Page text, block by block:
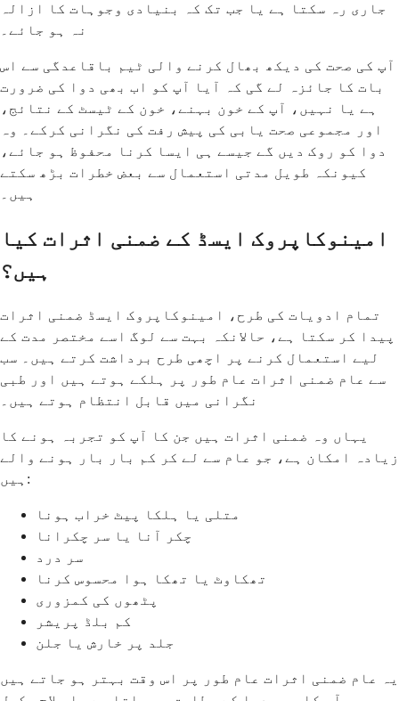
جاری رہ سکتا ہے یا جب تک کہ بنیادی وجوہات کا ازالہ
نہ ہو جائے۔
آپ کی صحت کی دیکھ بھال کرنے والی ٹیم باقاعدگی سے اس
بات کا جائزہ لے گی کہ آیا آپ کو اب بھی دوا کی ضرورت
ہے یا نہیں، آپ کے خون بہنے، خون کے ٹیسٹ کے نتائج،
اور مجموعی صحت یابی کی پیش رفت کی نگرانی کرکے۔ وہ
دوا کو روک دیں گے جیسے ہی ایسا کرنا محفوظ ہو جائے،
کیونکہ طویل مدتی استعمال سے بعض خطرات بڑھ سکتے
ہیں۔
امینوکاپروک ایسڈ کے ضمنی اثرات کیا
ہیں؟
تمام ادویات کی طرح، امینوکاپروک ایسڈ ضمنی اثرات
پیدا کر سکتا ہے، حالانکہ بہت سے لوگ اسے مختصر مدت کے
لیے استعمال کرنے پر اچھی طرح برداشت کرتے ہیں۔ سب
سے عام ضمنی اثرات عام طور پر ہلکے ہوتے ہیں اور طبی
نگرانی میں قابل انتظام ہوتے ہیں۔
یہاں وہ ضمنی اثرات ہیں جن کا آپ کو تجربہ ہونے کا
زیادہ امکان ہے، جو عام سے لے کر کم بار بار ہونے والے
ہیں:
متلی یا ہلکا پیٹ خراب ہونا
چکر آنا یا سر چکرانا
سر درد
تھکاوٹ یا تھکا ہوا محسوس کرنا
پٹھوں کی کمزوری
کم بلڈ پریشر
جلد پر خارش یا جلن
یہ عام ضمنی اثرات عام طور پر اس وقت بہتر ہو جاتے ہیں